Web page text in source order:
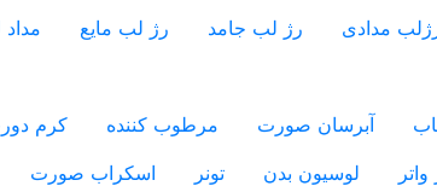
مدادی
رژ لب جامد رژ لب مایع
آبرسان صورت مرطوب کننده کرم
لوسیون بدن تونر اسکراب صورت